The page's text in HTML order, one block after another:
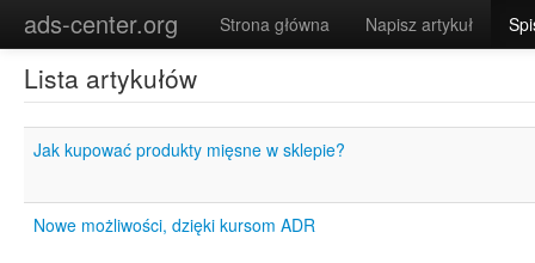
ads-center.org Strona główna Napisz artykuł
Lista artykułów
Jak kupować produkty mięsne w sklepie?
Nowe możliwości, dzięki kursom ADR